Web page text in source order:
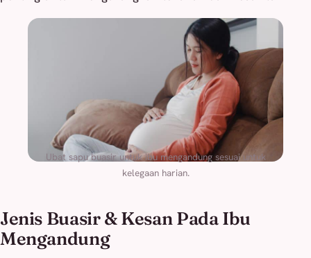
Ubat sapu buasir untuk ibu mengandung sesuai untuk
kelegaan harian.
Jenis Buasir & Kesan Pada Ibu
Mengandung